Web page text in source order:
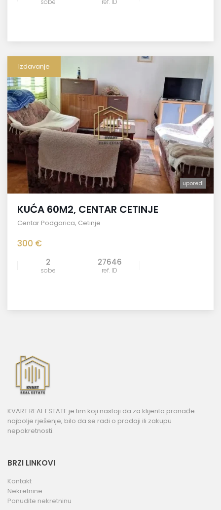
Izdavanje
uporedi
KUĆA 60M2, CENTAR CETINJE
Centar Podgorica, Cetinje
300 €
2
sobe
27646
ref. ID
KVART REAL ESTATE je tim koji nastoji da za klijenta pronađe
najbolje rješenje, bilo da se radi o prodaji ili zakupu
nepokretnosti.
BRZI LINKOVI
Kontakt
Nekretnine
Ponudite nekretninu